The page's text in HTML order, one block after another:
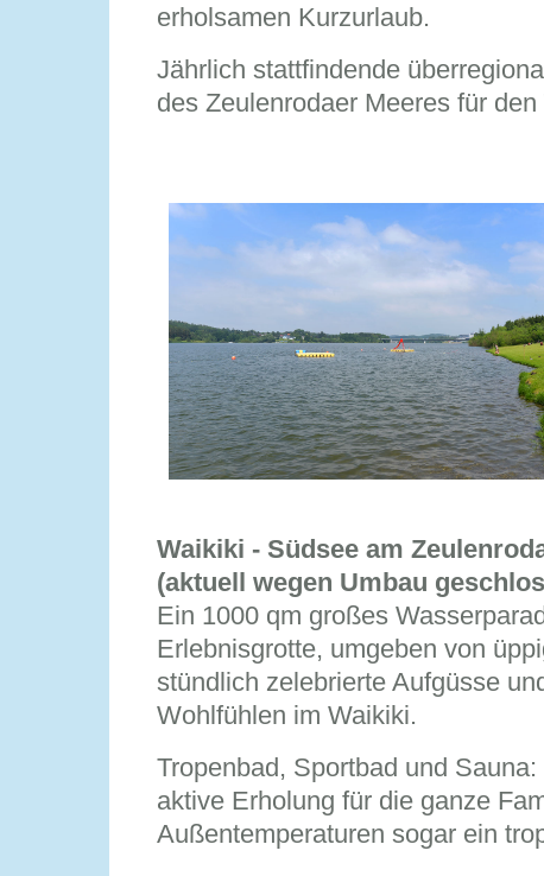
erholsamen Kurzurlaub.
Jährlich stattfindende
des Zeulenrodaer Meeres für
Waikiki - Südsee am
(aktuell wegen Umbau
Ein 1000 qm großes
Erlebnisgrotte, umgeben von
stündlich zelebrierte Aufgüsse
Wohlfühlen im Waikiki.
Tropenbad, Sportbad und
aktive Erholung für die ganze
Außentemperaturen sogar ein